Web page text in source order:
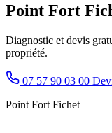
Point Fort
Diagnostic et devis
propriété.
07 57 90 03 00
Point Fort Fichet